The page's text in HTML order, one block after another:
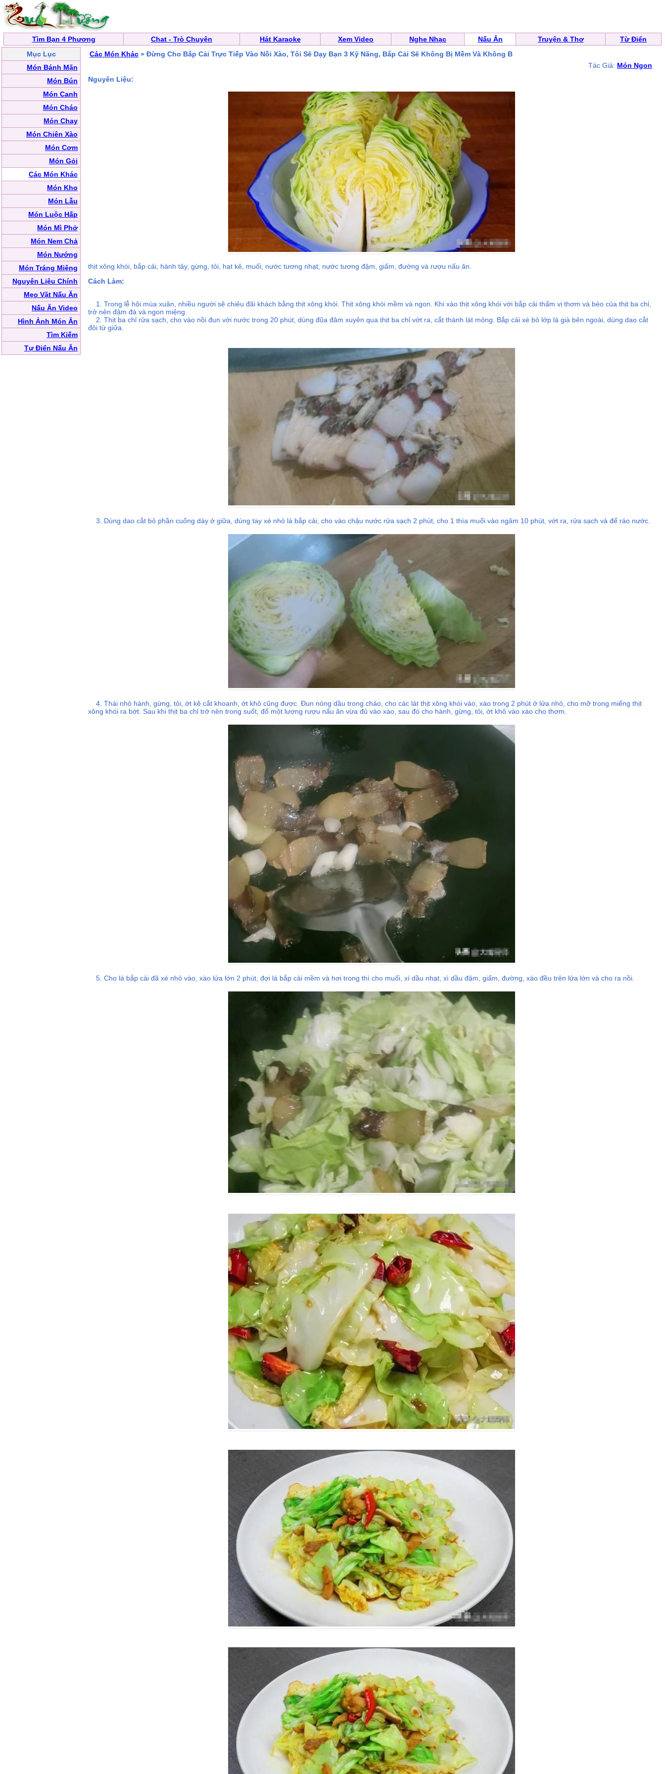
Tìm Bạn 4 Phương Chat - Trò Chuyện Hát Karaoke Xem Video Nghe Nhạc Nấu Ăn Truyện & Thơ
Từ Điển
Mục Lục
Món Bánh Mặn
Món Bún
Món Canh
Món Cháo
Món Chay
Món Chiên Xào
Món Cơm
Món Gỏi
Các Món Khác
Món Kho
Món Lẫu
Món Luộc Hấp
Món Mì Phở
Món Nem Chả
Món Nướng
Món Tráng Miệng
Nguyên Liệu Chính
Mẹo Vặt Nấu Ăn
Nấu Ăn Video
Hình Ảnh Món Ăn
Tìm Kiếm
Tự Điển Nấu Ăn
Các Món Khác » Đừng Cho Bắp Cải Trực Tiếp Vào Nồi Xào, Tôi Sẽ Dạy Bạn 3 Kỹ Năng, Bắp Cải Sẽ Không Bị Mềm Và Không B
Tác Giả: Món Ngon
Nguyên Liệu:
thịt xông khói, bắp cải, hành tây, gừng, tỏi, hạt kê, muối, nước tương nhạt, nước tương đậm, giấm, đường và rượu nấu ăn.
Cách Làm:
1. Trong lễ hội mùa xuân, nhiều người sẽ chiêu đãi khách bằng thịt xông khói. Thịt xông khói mềm và ngon. Khi xào thịt xông khói với bắp cải thấm vị thơm và béo của thịt ba chỉ,
trở nên đậm đà và ngon miệng.
2. Thịt ba chỉ rửa sạch, cho vào nồi đun với nước trong 20 phút, dùng đũa đâm xuyên qua thịt ba chỉ vớt ra, cắt thành lát mỏng. Bắp cải xé bỏ lớp lá già bên ngoài, dùng dao cắt
đôi từ giữa.
3. Dùng dao cắt bỏ phần cuống dày ở giữa, dùng tay xé nhỏ lá bắp cải, cho vào chậu nước rửa sạch 2 phút, cho 1 thìa muối vào ngâm 10 phút, vớt ra, rửa sạch và để ráo nước.
4. Thái nhỏ hành, gừng, tỏi, ớt kê cắt khoanh, ớt khô cũng được. Đun nóng dầu trong chảo, cho các lát thịt xông khói vào, xào trong 2 phút ở lửa nhỏ, cho mỡ trong miếng thịt
xông khói ra bớt. Sau khi thịt ba chỉ trở nên trong suốt, đổ một lượng rượu nấu ăn vừa đủ vào xào, sau đó cho hành, gừng, tỏi, ớt khô vào xào cho thơm.
5. Cho lá bắp cải đã xé nhỏ vào, xào lửa lớn 2 phút, đợi lá bắp cải mềm và hơi trong thì cho muối, xì dầu nhạt, xì dầu đậm, giấm, đường, xào đều trên lửa lớn và cho ra nồi.